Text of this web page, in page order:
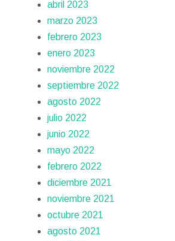
abril 2023
marzo 2023
febrero 2023
enero 2023
noviembre 2022
septiembre 2022
agosto 2022
julio 2022
junio 2022
mayo 2022
febrero 2022
diciembre 2021
noviembre 2021
octubre 2021
agosto 2021